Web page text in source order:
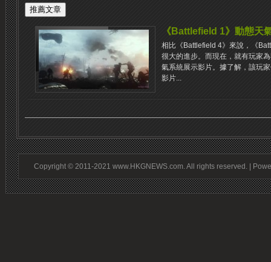
《Battlefield 1》動態天
相比《Battlefield 4》來說，《
很大的進步。而現在，就有玩家
氣系統展示影片。據了解，該玩
影片...
Copyright © 2011-2021 www.HKGNEWS.com. All rights reserved. |